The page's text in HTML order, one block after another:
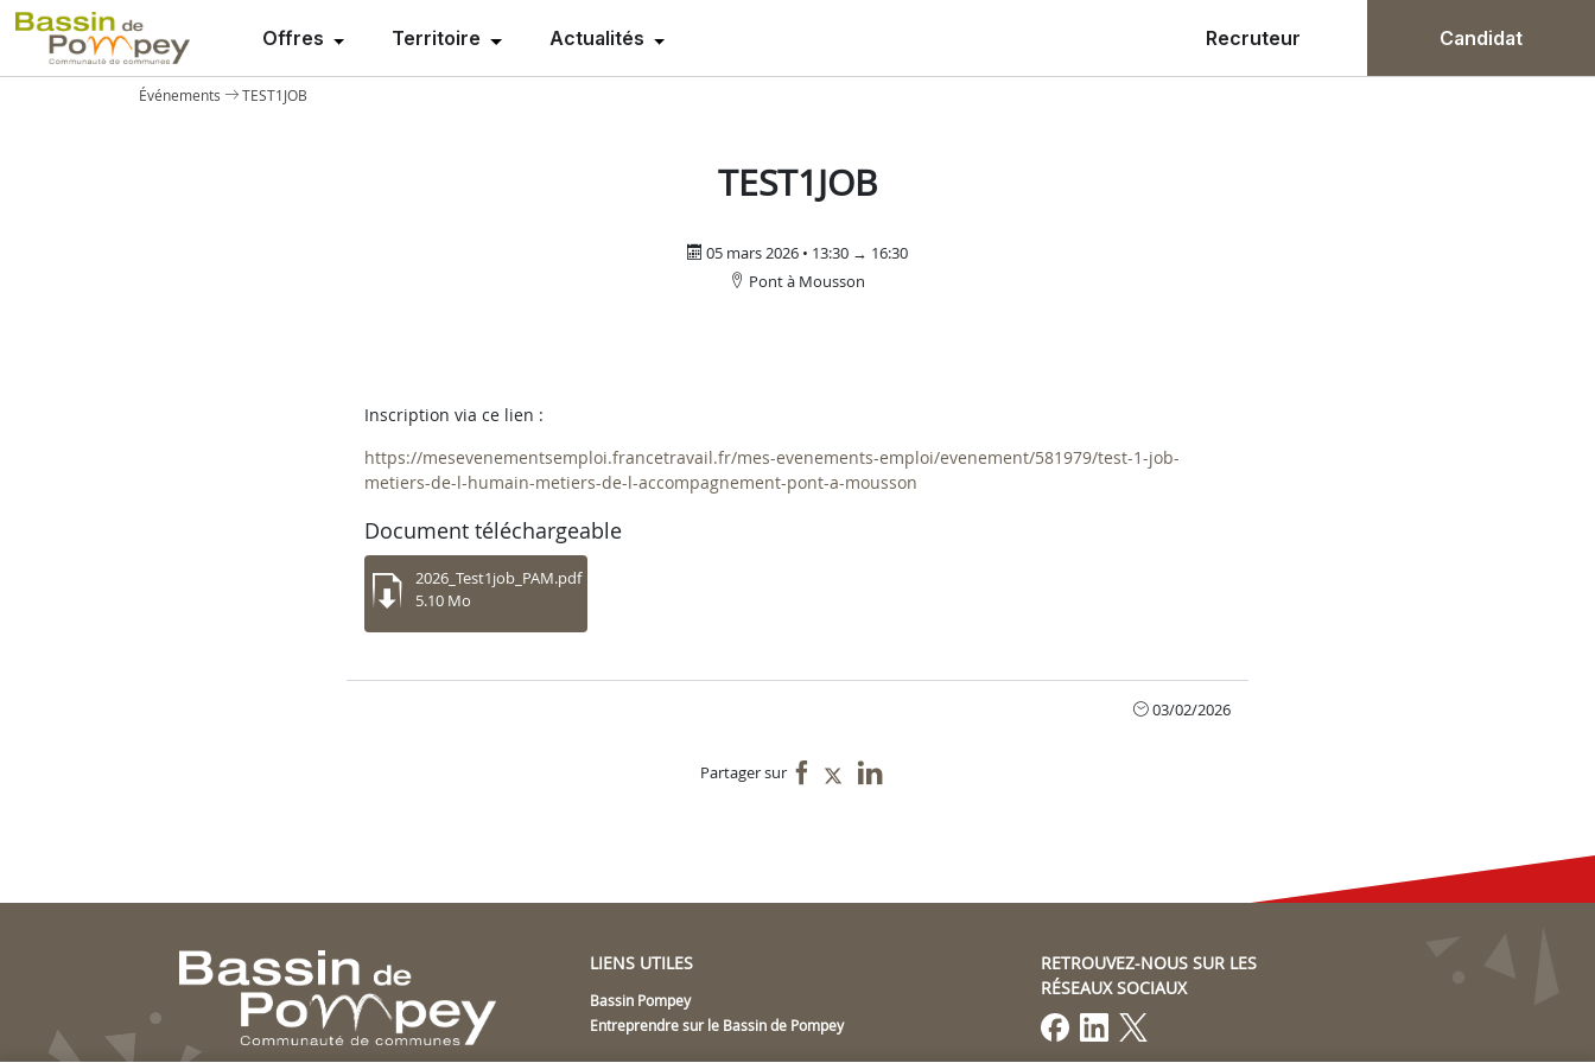
Offres Territoire Actualités Recruteur Candidat
Événements TEST1JOB
TEST1JOB
05 mars 2026 • 13:30 → 16:30
Pont à Mousson
Inscription via ce lien :
https://mesevenementsemploi.francetravail.fr/mes-evenements-emploi/evenement/581979/test-1-job-
metiers-de-l-humain-metiers-de-l-accompagnement-pont-a-mousson
Document téléchargeable
2026_Test1job_PAM.pdf
5.10 Mo
03/02/2026
Partager sur
LIENS UTILES
Bassin Pompey
Entreprendre sur le Bassin de Pompey
RETROUVEZ-NOUS SUR LES
RÉSEAUX SOCIAUX
Lien vers notre page Facebook
Lien vers notre page LinkedIn